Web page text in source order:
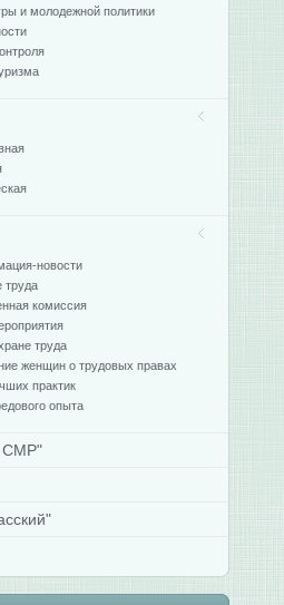
и молодежной политики
новости
труда
комиссия
труда
женщин о трудовых правах
практик
опыта
СМР"